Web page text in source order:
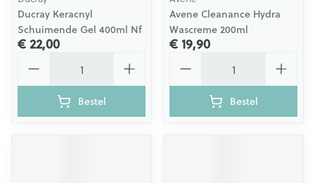
Ducray Keracnyl
Schuimende Gel 400ml Nf
€ 22,00
Bestel
Avene Cleanance Hydra
Wascreme 200ml
€ 19,90
Bestel